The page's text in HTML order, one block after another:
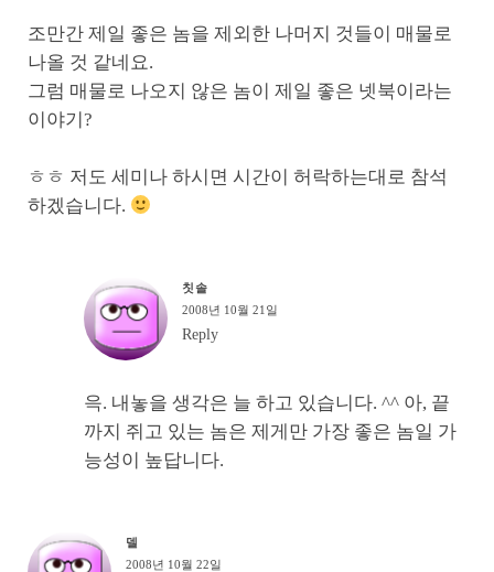
조만간 제일 좋은 놈을 제외한 나머지 것들이 매물로
나올 것 같네요.
그럼 매물로 나오지 않은 놈이 제일 좋은 넷북이라는
이야기?
ㅎㅎ 저도 세미나 하시면 시간이 허락하는대로 참석
하겠습니다.
칫솔
2008년 10월 21일
Reply
윽. 내놓을 생각은 늘 하고 있습니다. ^^ 아, 끝
까지 쥐고 있는 놈은 제게만 가장 좋은 놈일 가
능성이 높답니다.
델
2008년 10월 22일